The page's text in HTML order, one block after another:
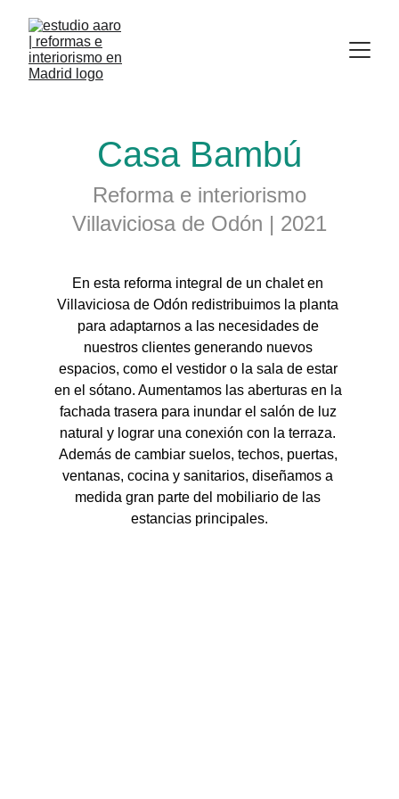
Casa Bambú
Reforma e interiorismo
Villaviciosa de Odón | 2021
En esta reforma integral de un chalet en
Villaviciosa de Odón redistribuimos la planta
para adaptarnos a las necesidades de
nuestros clientes generando nuevos
espacios, como el vestidor o la sala de estar
en el sótano. Aumentamos las aberturas en la
fachada trasera para inundar el salón de luz
natural y lograr una conexión con la terraza.
Además de cambiar suelos, techos, puertas,
ventanas, cocina y sanitarios, diseñamos a
medida gran parte del mobiliario de las
estancias principales.